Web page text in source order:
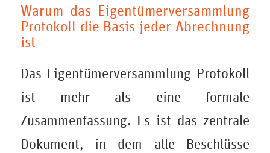
Warum das Eigentümerversammlung
Protokoll die Basis jeder Abrechnung
ist
Das Eigentümerversammlung Protokoll
ist mehr als eine formale
Zusammenfassung. Es ist das zentrale
Dokument, in dem alle Beschlüsse